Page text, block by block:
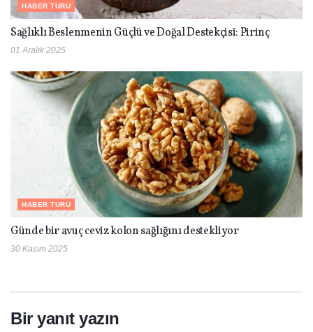
HABER TURU
Sağlıklı Beslenmenin Güçlü ve Doğal Destekçisi: Pirinç
01 Aralık 2025
HABER TURU
Günde bir avuç ceviz kolon sağlığını destekliyor
30 Kasım 2025
Bir yanıt yazın